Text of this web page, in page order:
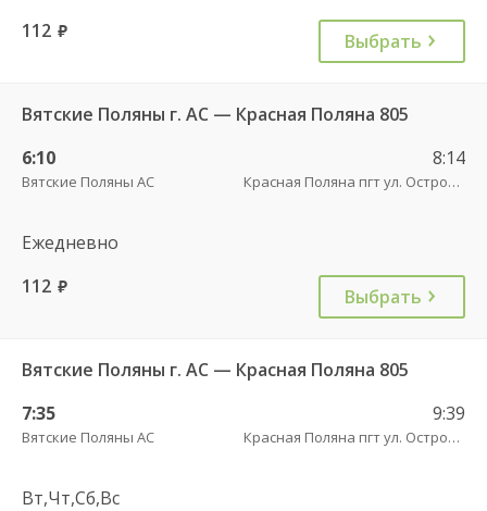
112 руб. Выбрать
Вятские Поляны г. АС — Красная Поляна 805
6:10
Вятские Поляны АС
8:14
Красная Поляна пгт ул. Островского
Ежедневно
112 руб. Выбрать
Вятские Поляны г. АС — Красная Поляна 805
7:35
Вятские Поляны АС
9:39
Красная Поляна пгт ул. Островского
Вт,Чт,Сб,Вс